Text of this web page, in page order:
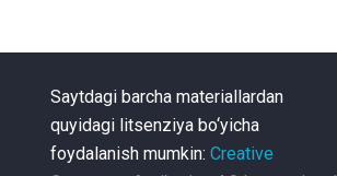
Saytdagi barcha materiallardan
quyidagi litsenziya bo‘yicha
foydalanish mumkin: Creative